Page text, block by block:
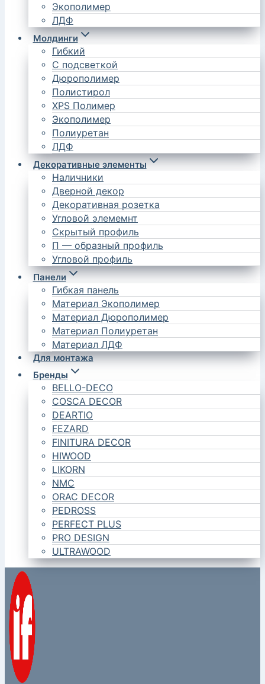
Экополимер
ЛДФ
Молдинги
Гибкий
С подсветкой
Дюрополимер
Полистирол
XPS Полимер
Экополимер
Полиуретан
ЛДФ
Декоративные элементы
Наличники
Дверной декор
Декоративная розетка
Угловой элемемнт
Скрытый профиль
П — образный профиль
Угловой профиль
Панели
Гибкая панель
Материал Экополимер
Материал Дюрополимер
Материал Полиуретан
Материал ЛДФ
Для монтажа
Бренды
BELLO-DECO
COSCA DECOR
DEARTIO
FEZARD
FINITURA DECOR
HIWOOD
LIKORN
NMC
ORAC DECOR
PEDROSS
PERFECT PLUS
PRO DESIGN
ULTRAWOOD